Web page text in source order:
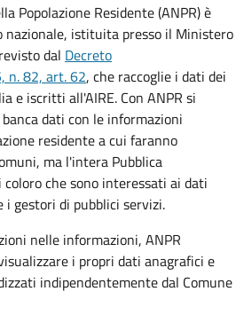
Popolazione Residente (ANPR) è
nazionale, istituita presso il Ministero
dal Decreto
n. 82, art. 62, che raccoglie i dati dei
e iscritti all'AIRE. Con ANPR si
dati con le informazioni
residente a cui faranno
ma l'intera Pubblica
che sono interessati ai dati
gestori di pubblici servizi.
nelle informazioni, ANPR
i propri dati anagrafici e
indipendentemente dal Comune